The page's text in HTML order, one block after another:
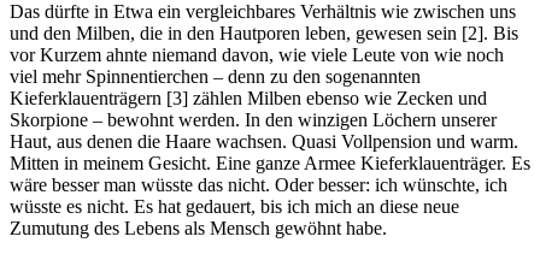
Das dürfte in Etwa ein vergleichbares Verhältnis wie zwischen uns
und den Milben, die in den Hautporen leben, gewesen sein [2]. Bis
vor Kurzem ahnte niemand davon, wie viele Leute von wie noch
viel mehr Spinnentierchen – denn zu den sogenannten
Kieferklauenträgern [3] zählen Milben ebenso wie Zecken und
Skorpione – bewohnt werden. In den winzigen Löchern unserer
Haut, aus denen die Haare wachsen. Quasi Vollpension und warm.
Mitten in meinem Gesicht. Eine ganze Armee Kieferklauenträger. Es
wäre besser man wüsste das nicht. Oder besser: ich wünschte, ich
wüsste es nicht. Es hat gedauert, bis ich mich an diese neue
Zumutung des Lebens als Mensch gewöhnt habe.